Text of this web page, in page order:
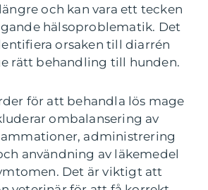
och kan vara ett tecken
hälsoproblematik. Det
orsaken till diarrén
rätt behandling till hunden.
för att behandla lös mage
ombalansering av
administrering
användning av läkemedel
Det är viktigt att